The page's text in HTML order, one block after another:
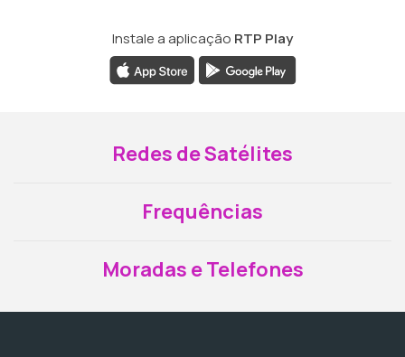
Instale a aplicação RTP Play
Redes de Satélites
Frequências
Moradas e Telefones